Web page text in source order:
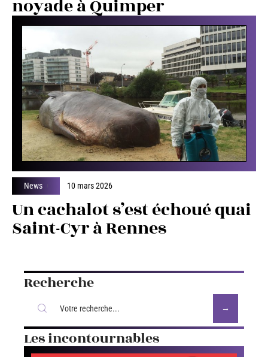
noyade à Quimper
News 10 mars 2026
Un cachalot s’est échoué quai
Saint-Cyr à Rennes
Recherche
Les incontournables